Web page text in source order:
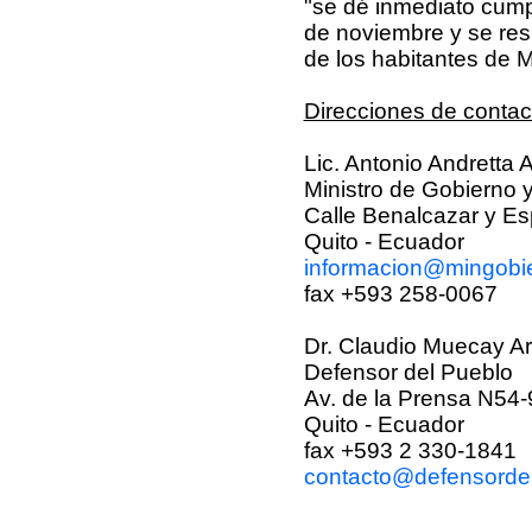
"se dé inmediato
de noviembre y se
de los habitantes de
Direcciones de
Lic. Antonio Andretta
Ministro de Gobierno
Calle Benalcazar y
Quito - Ecuador
fax +593 258-0067
Dr. Claudio Muecay
Defensor del Pueblo
Av. de la Prensa
Quito - Ecuador
fax +593 2 330-1841